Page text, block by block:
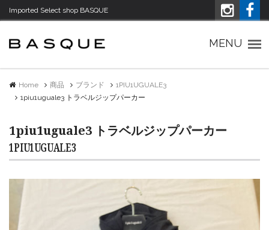
Imported Select shop BASQUE
MENU
Home 商品 ブランド
1PIU1UGUALE3
1piu1uguale3 トラベルジップパーカー
1piu1uguale3 トラベルジップパーカー
1PIU1UGUALE3